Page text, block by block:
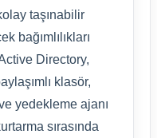
taşınabilir
bağımlılıkları
Directory,
klasör,
yedekleme ajanı
sırasında